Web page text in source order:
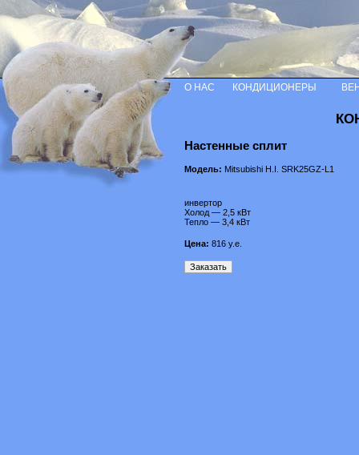
Настенные сплит
Модель: Mitsubishi H.I. SRK25GZ-L1
инвертор
Холод — 2,5 кВт
Тепло — 3,4 кВт
Цена: 816 у.е.
О НАС КОНДИЦИОНЕРЫ